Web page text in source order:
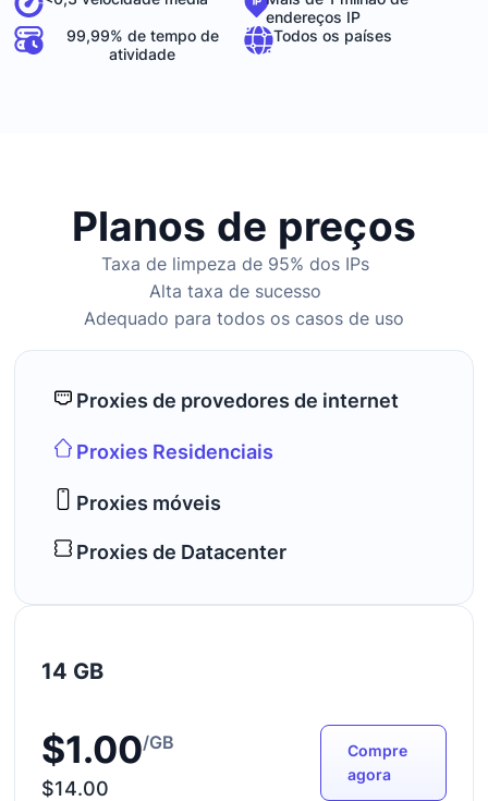
endereços IP
99,99% de tempo de
atividade
Todos os países
Planos de preços
Taxa de limpeza de 95% dos IPs
Alta taxa de sucesso
Adequado para todos os casos de uso
Proxies de provedores de internet
Proxies Residenciais
Proxies móveis
Proxies de Datacenter
14 GB
$1.00/GB
$14.00
Compre
agora